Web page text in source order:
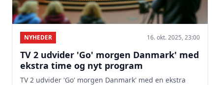
NYHEDER 16. okt. 2025, 23:00
TV 2 udvider 'Go' morgen Danmark' med
ekstra time og nyt program
TV 2 udvider 'Go' morgen Danmark' med en ekstra